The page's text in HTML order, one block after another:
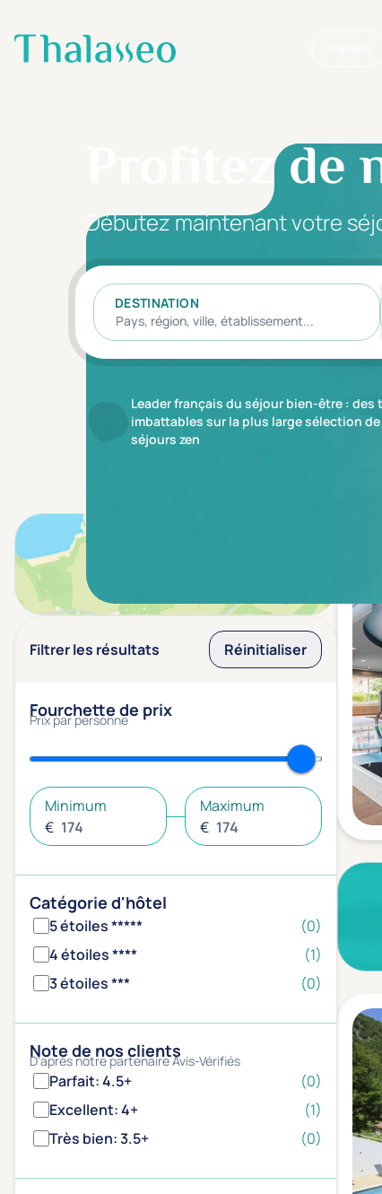
Aller au contenu principal
Profitez
Débutez maintenant votre
DESTINATION
Leader français du séjour bien-être : des
imbattables sur la plus large sélection de
séjours zen
Filtrer les résultats Réinitialiser
Fourchette de prix
Prix par personne
Minimum
€
Maximum
€
Catégorie d'hôtel
5 étoiles *****
(0)
4 étoiles ****
(1)
3 étoiles ***
(0)
Note de nos clients
D'après notre partenaire Avis-Vérifiés
Parfait: 4.5+
(0)
Excellent: 4+
(1)
Très bien: 3.5+
(0)